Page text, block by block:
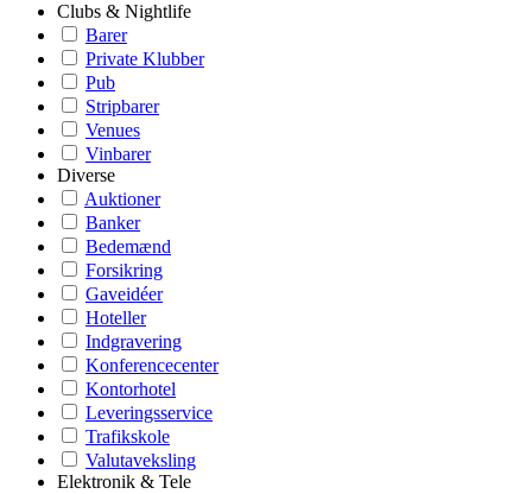
Clubs & Nightlife
Barer
Private Klubber
Pub
Stripbarer
Venues
Vinbarer
Diverse
Auktioner
Banker
Bedemænd
Forsikring
Gaveidéer
Hoteller
Indgravering
Konferencecenter
Kontorhotel
Leveringsservice
Trafikskole
Valutaveksling
Elektronik & Tele